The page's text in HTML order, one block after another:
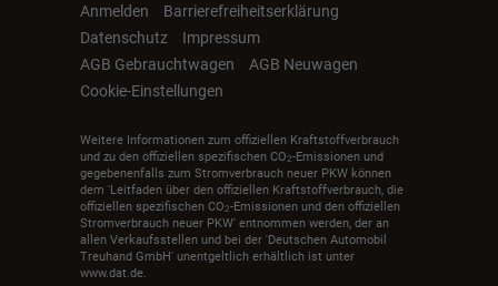
Anmelden
Barrierefreiheitserklärung
Datenschutz
Impressum
AGB Gebrauchtwagen
AGB Neuwagen
Cookie-Einstellungen
Weitere Informationen zum offiziellen Kraftstoffverbrauch
und zu den offiziellen spezifischen CO2-Emissionen und
gegebenenfalls zum Stromverbrauch neuer PKW können
dem 'Leitfaden über den offiziellen Kraftstoffverbrauch, die
offiziellen spezifischen CO2-Emissionen und den offiziellen
Stromverbrauch neuer PKW' entnommen werden, der an
allen Verkaufsstellen und bei der 'Deutschen Automobil
Treuhand GmbH' unentgeltlich erhältlich ist unter
www.dat.de.